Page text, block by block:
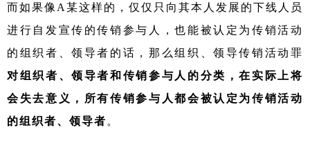
而如果像 A某这样的，仅仅只向其本人发展的下线人员
进行自发宣传的传销参与人，也能被认定为传销活动
的组织者、领导者的话，那么组织、领导传销活动罪
对组织者、领导者和传销参与人的分类，在实际上将
会失去意义，所有传销参与人都会被认定为传销活动
的组织者、领导者 。